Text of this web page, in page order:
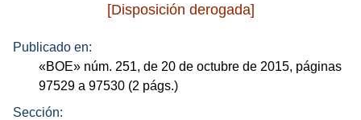
[Disposición derogada]
Publicado en:
«BOE» núm. 251, de 20 de octubre de 2015, páginas
97529 a 97530 (2 págs.)
Sección: